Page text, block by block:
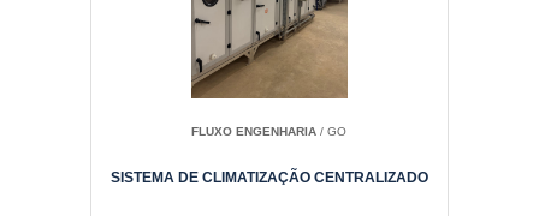
FLUXO ENGENHARIA / GO
SISTEMA DE CLIMATIZAÇÃO CENTRALIZADO